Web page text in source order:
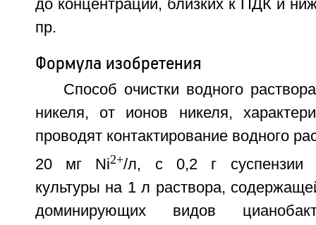
до концентраций, близких к ПДК и
пр.
Формула изобретения
Способ очистки водного
никеля, от ионов никеля,
проводят контактирование водного
20 мг Ni2+/л, с 0,2 г суспензии
культуры на 1 л раствора,
доминирующих видов